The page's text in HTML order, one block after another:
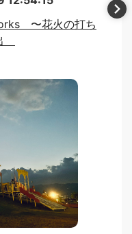
〜花火の打ち